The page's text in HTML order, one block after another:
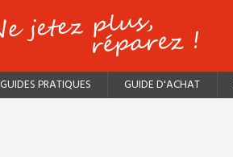
GUIDES PRATIQUES GUIDE D'ACHAT